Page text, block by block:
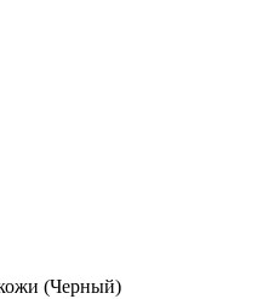
(Черный)